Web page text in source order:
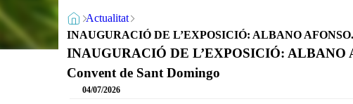
Actualitat
INAUGURACIÓ DE L’EXPOSICIÓ: ALBANO AFONSO.
INAUGURACIÓ DE L’EXPOSICIÓ: ALBANO
Convent de Sant Domingo
04/07/2026